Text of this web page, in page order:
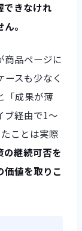
できなけれ
。
商品ページに
スも少なく
「成果が薄
ブ経由で1〜
ことは実際
継続可否を
価値を取りこ